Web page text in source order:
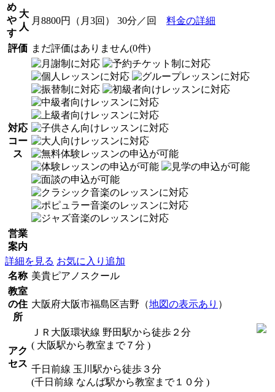
め
や
す
大
人
月8800円（月3回） 30分／回 料金の詳細
評価 まだ評価はありません(0件)
対応
コー
ス
営業
案内
詳細を見る お気に入り追加
名称 美貴ピアノスクール
教室
の住
所
大阪府大阪市福島区吉野（地図の表示あり ）
アク
セス
ＪＲ大阪環状線 野田駅から徒歩２分
( 大阪駅から教室まで７分 )
千日前線 玉川駅から徒歩３分
(千日前線 なんば駅から教室まで１０分 )